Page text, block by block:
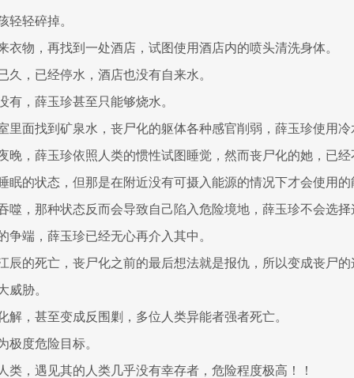
轻轻碎掉。
衣物，再找到一处酒店，试图使用酒店内的喷头清洗身体。
久，已经停水，酒店也没有自来水。
有，薛玉珍甚至只能够烧水。
里面找到矿泉水，丧尸化的躯体各种感官削弱，薛玉珍使用
晚，薛玉珍依照人类的惯性试图睡觉，然而丧尸化的她，已
眠的状态，但那是在附近没有可摄入能源的情况下才会使用的
噬，那种状态反而会导致自己陷入危险境地，薛玉珍不会选
争端，薛玉珍已经无心再介入其中。
辰的死亡，丧尸化之前的最后想法就是报仇，所以变成丧尸
威胁。
解，甚至变成反围剿，多位人类异能者强者死亡。
极度危险目标。
类，遇见其的人类几乎没有幸存者，危险程度极高！！